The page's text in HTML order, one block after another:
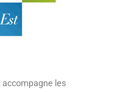
accompagne les